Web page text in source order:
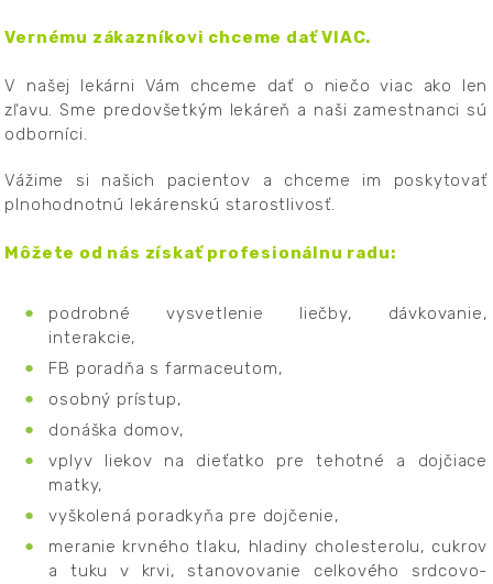
Vernému zákazníkovi chceme dať VIAC.
V našej lekárni Vám chceme dať o niečo viac ako len
zľavu. Sme predovšetkým lekáreň a naši zamestnanci sú
odborníci.
Vážime si našich pacientov a chceme im poskytovať
plnohodnotnú lekárenskú starostlivosť.
Môžete od nás získať profesionálnu radu:
podrobné vysvetlenie liečby, dávkovanie,
interakcie,
FB poradňa s farmaceutom,
osobný prístup,
donáška domov,
vplyv liekov na dieťatko pre tehotné a dojčiace
matky,
vyškolená poradkyňa pre dojčenie,
meranie krvného tlaku, hladiny cholesterolu, cukrov
a tuku v krvi, stanovovanie celkového srdcovo-